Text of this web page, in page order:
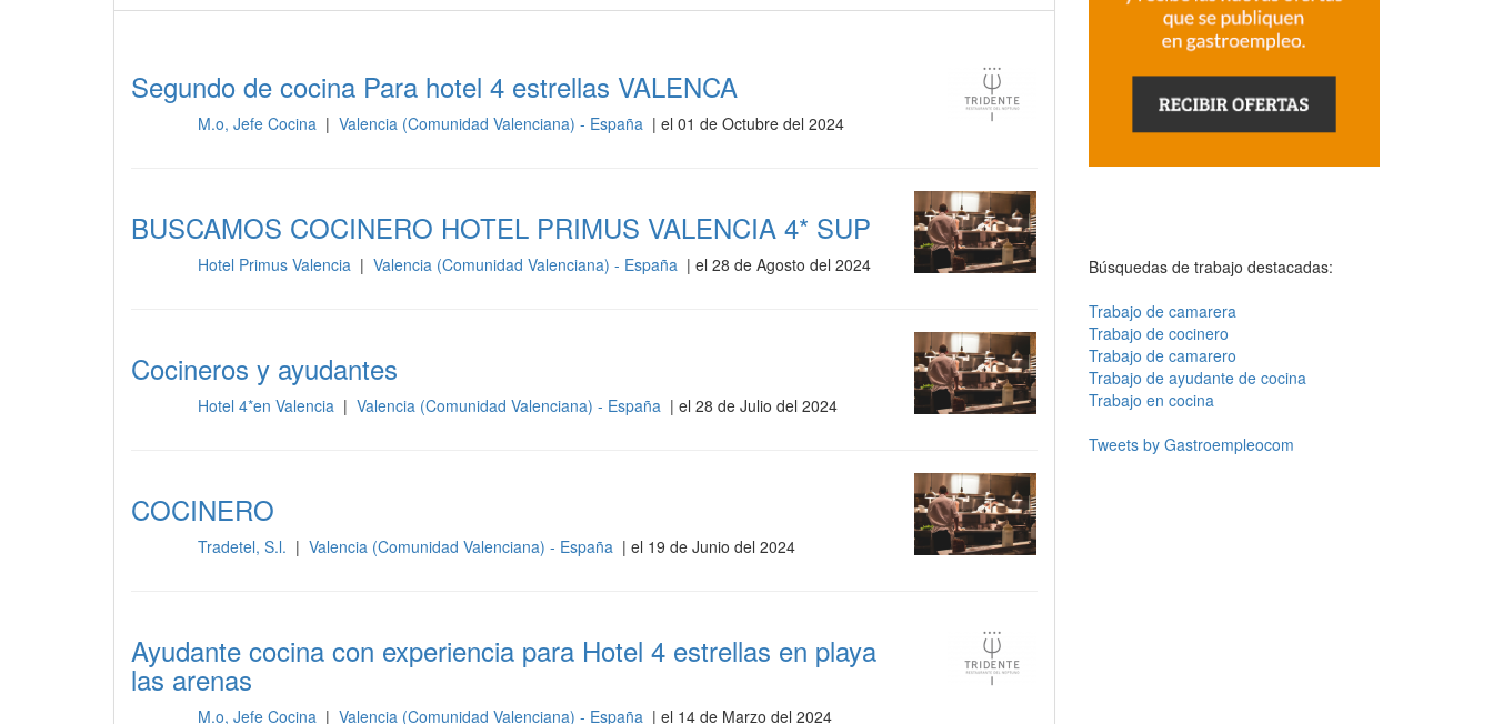
Segundo de cocina Para hotel 4 estrellas VALENCA
M.o, Jefe Cocina | Valencia (Comunidad Valenciana) - España | el 01 de Octubre del 2024
BUSCAMOS COCINERO HOTEL PRIMUS VALENCIA 4* SUP
Hotel Primus Valencia | Valencia (Comunidad Valenciana) - España | el 28 de Agosto del 2024
Cocineros y ayudantes
Hotel 4*en Valencia | Valencia (Comunidad Valenciana) - España | el 28 de Julio del 2024
COCINERO
Tradetel, S.l. | Valencia (Comunidad Valenciana) - España | el 19 de Junio del 2024
Ayudante cocina con experiencia para Hotel 4 estrellas en playa
las arenas
M.o, Jefe Cocina | Valencia (Comunidad Valenciana) - España | el 14 de Marzo del 2024
Búsquedas de trabajo destacadas:
Trabajo de camarera
Trabajo de cocinero
Trabajo de camarero
Trabajo de ayudante de cocina
Trabajo en cocina
Tweets by Gastroempleocom